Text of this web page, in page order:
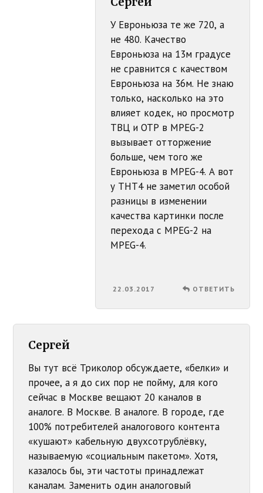
У Евроньюза те же 720, а
не 480. Качество
Евроньюза на 13м градусе
не сравнится с качеством
Евроньюза на 36м. Не знаю
только, насколько на это
влияет кодек, но просмотр
ТВЦ и ОТР в MPEG-2
вызывает отторжение
больше, чем того же
Евроньюза в MPEG-4. А вот
у ТНТ4 не заметил особой
разницы в изменении
качества картинки после
перехода с MPEG-2 на
MPEG-4.
22.03.2017 ОТВЕТИТЬ
Сергей
Вы тут всё Триколор обсуждаете, «белки» и
прочее, а я до сих пор не пойму, для кого
сейчас в Москве вещают 20 каналов в
аналоге. В Москве. В аналоге. В городе, где
100% потребителей аналогового контента
«кушают» кабельную двухсотрублёвку,
называемую «социальным пакетом». Хотя,
казалось бы, эти частоты принадлежат
каналам. Заменить один аналоговый